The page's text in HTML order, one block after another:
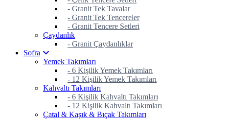
- Granit Tek Tavalar
- Granit Tek Tencereler
- Granit Tencere Setleri
Çaydanlık
- Granit Çaydanlıklar
Sofra
Yemek Takımları
- 6 Kişilik Yemek Takımları
- 12 Kişilik Yemek Takımları
Kahvaltı Takımları
- 6 Kişilik Kahvaltı Takımları
- 12 Kişilik Kahvaltı Takımları
Çatal & Kaşık & Bıçak Takımları